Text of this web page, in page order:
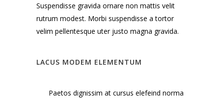
Suspendisse gravida ornare non mattis velit
rutrum modest. Morbi suspendisse a tortor
velim pellentesque uter justo magna gravida.
LACUS MODEM ELEMENTUM
Paetos dignissim at cursus elefeind norma